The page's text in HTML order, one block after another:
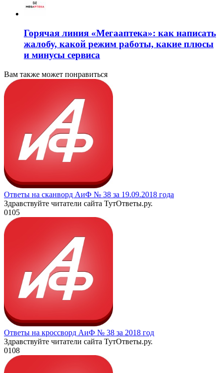
Горячая линия «Мегааптека»: как написать
жалобу, какой режим работы, какие плюсы
и минусы сервиса
Вам также может понравиться
Ответы на сканворд АиФ № 38 за 19.09.2018 года
Здравствуйте читатели сайта ТутОтветы.ру.
0105
Ответы на кроссворд АиФ № 38 за 2018 год
Здравствуйте читатели сайта ТутОтветы.ру.
0108